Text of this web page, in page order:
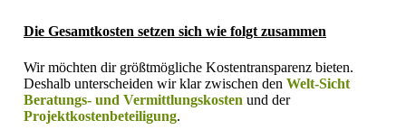
Die Gesamtkosten setzen sich wie folgt zusammen
Wir möchten dir größtmögliche Kostentransparenz bieten.
Deshalb unterscheiden wir klar zwischen den Welt-Sicht
Beratungs- und Vermittlungskosten und der
Projektkostenbeteiligung.